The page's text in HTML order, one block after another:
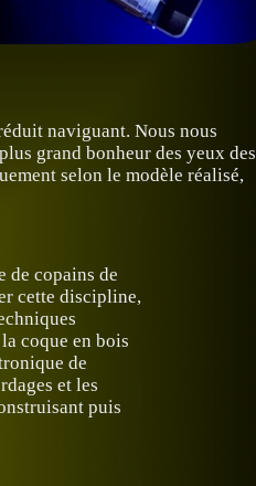
naviguant. Nous nous
grand bonheur des yeux des
selon le modèle réalisé,
de copains de
cette discipline,
coque en bois
de
et les
puis